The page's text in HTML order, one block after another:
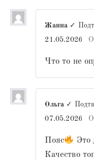
Жанна ✓
21.05.2026
Что то не
Ольга ✓
07.05.2026
Пояс
Это
Качество